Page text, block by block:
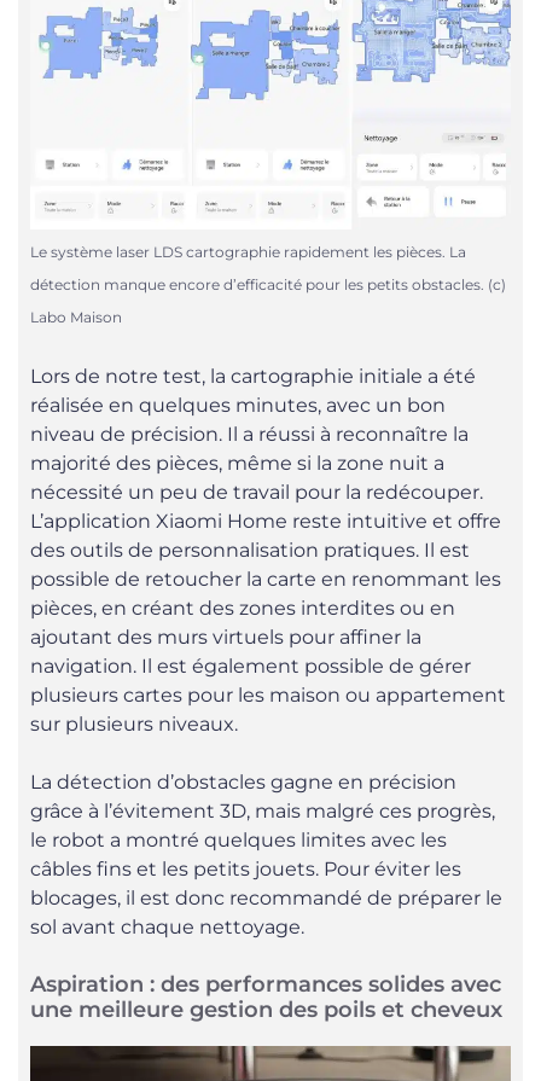
Le système laser LDS cartographie rapidement les pièces. La
détection manque encore d’efficacité pour les petits obstacles. (c)
Labo Maison
Lors de notre test, la cartographie initiale a été
réalisée en quelques minutes, avec un bon
niveau de précision. Il a réussi à reconnaître la
majorité des pièces, même si la zone nuit a
nécessité un peu de travail pour la redécouper.
L’application Xiaomi Home reste intuitive et offre
des outils de personnalisation pratiques. Il est
possible de retoucher la carte en renommant les
pièces, en créant des zones interdites ou en
ajoutant des murs virtuels pour affiner la
navigation. Il est également possible de gérer
plusieurs cartes pour les maison ou appartement
sur plusieurs niveaux.
La détection d’obstacles gagne en précision
grâce à l’évitement 3D, mais malgré ces progrès,
le robot a montré quelques limites avec les
câbles fins et les petits jouets. Pour éviter les
blocages, il est donc recommandé de préparer le
sol avant chaque nettoyage.
Aspiration : des performances solides avec
une meilleure gestion des poils et cheveux